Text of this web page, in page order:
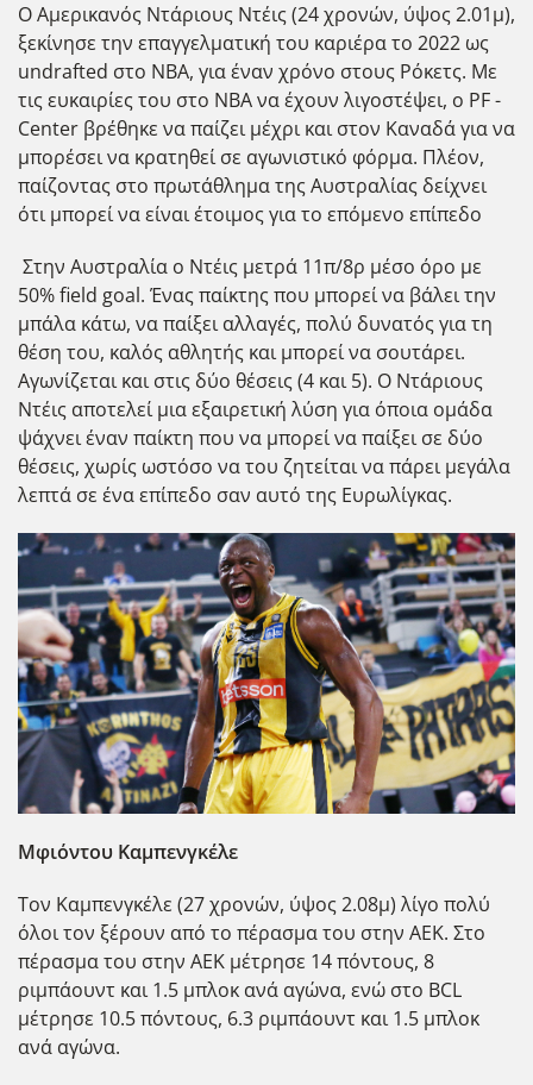
Ο Αμερικανός Ντάριους Ντέις (24 χρονών, ύψος 2.01μ),
ξεκίνησε την επαγγελματική του καριέρα το 2022 ως
undrafted στο NBA, για έναν χρόνο στους Ρόκετς. Με
τις ευκαιρίες του στο NBA να έχουν λιγοστέψει, ο PF -
Center βρέθηκε να παίζει μέχρι και στον Καναδά για να
μπορέσει να κρατηθεί σε αγωνιστικό φόρμα. Πλέον,
παίζοντας στο πρωτάθλημα της Αυστραλίας δείχνει
ότι μπορεί να είναι έτοιμος για το επόμενο επίπεδο
Στην Αυστραλία ο Ντέις μετρά 11π/8ρ μέσο όρο με
50% field goal. Ένας παίκτης που μπορεί να βάλει την
μπάλα κάτω, να παίξει αλλαγές, πολύ δυνατός για τη
θέση του, καλός αθλητής και μπορεί να σουτάρει.
Αγωνίζεται και στις δύο θέσεις (4 και 5). Ο Ντάριους
Ντέις αποτελεί μια εξαιρετική λύση για όποια ομάδα
ψάχνει έναν παίκτη που να μπορεί να παίξει σε δύο
θέσεις, χωρίς ωστόσο να του ζητείται να πάρει μεγάλα
λεπτά σε ένα επίπεδο σαν αυτό της Ευρωλίγκας.
Μφιόντου Καμπενγκέλε
Τον Καμπενγκέλε (27 χρονών, ύψος 2.08μ) λίγο πολύ
όλοι τον ξέρουν από το πέρασμα του στην ΑΕΚ. Στο
πέρασμα του στην ΑΕΚ μέτρησε 14 πόντους, 8
ριμπάουντ και 1.5 μπλοκ ανά αγώνα, ενώ στο BCL
μέτρησε 10.5 πόντους, 6.3 ριμπάουντ και 1.5 μπλοκ
ανά αγώνα.